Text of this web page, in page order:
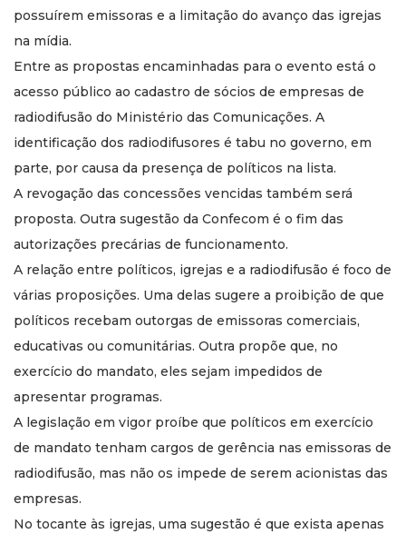
possuírem emissoras e a limitação do avanço das igrejas
na mídia.
Entre as propostas encaminhadas para o evento está o
acesso público ao cadastro de sócios de empresas de
radiodifusão do Ministério das Comunicações. A
identificação dos radiodifusores é tabu no governo, em
parte, por causa da presença de políticos na lista.
A revogação das concessões vencidas também será
proposta. Outra sugestão da Confecom é o fim das
autorizações precárias de funcionamento.
A relação entre políticos, igrejas e a radiodifusão é foco de
várias proposições. Uma delas sugere a proibição de que
políticos recebam outorgas de emissoras comerciais,
educativas ou comunitárias. Outra propõe que, no
exercício do mandato, eles sejam impedidos de
apresentar programas.
A legislação em vigor proíbe que políticos em exercício
de mandato tenham cargos de gerência nas emissoras de
radiodifusão, mas não os impede de serem acionistas das
empresas.
No tocante às igrejas, uma sugestão é que exista apenas